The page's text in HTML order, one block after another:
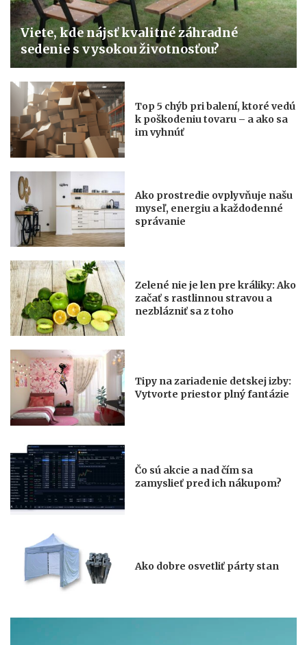
Viete, kde nájsť kvalitné záhradné
sedenie s vysokou životnosťou?
Top 5 chýb pri balení, ktoré vedú
k poškodeniu tovaru – a ako sa
im vyhnúť
Ako prostredie ovplyvňuje našu
myseľ, energiu a každodenné
správanie
Zelené nie je len pre králiky: Ako
začať s rastlinnou stravou a
nezblázniť sa z toho
Tipy na zariadenie detskej izby:
Vytvorte priestor plný fantázie
Čo sú akcie a nad čím sa
zamyslieť pred ich nákupom?
Ako dobre osvetliť párty stan